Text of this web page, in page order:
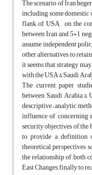
The scenario of Iran
including some
flank of USA , on the
between Iran and 5+1
assume independent
other alternatives to
it seems that strategy
with the USA & Saudi
The current paper
between Saudi Arabia
descriptive – analytic
influence of concerning
security objectives of the
to provide a definition
theoretical perspectives
the relationship of both
East Changes, finally to